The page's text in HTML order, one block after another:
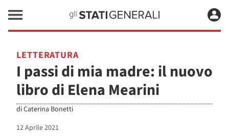
LETTERATURA
I passi di mia madre: il nuovo
libro di Elena Mearini
diCaterina Bonetti
12 Aprile 2021